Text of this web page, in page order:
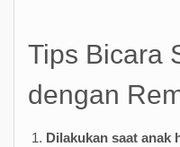
Tips Bicara
dengan
Dilakukan saat anak